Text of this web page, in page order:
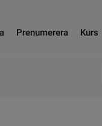
Prenumerera Kurs